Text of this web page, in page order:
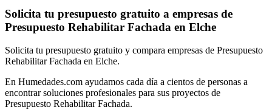
Solicita tu presupuesto gratuito a empresas de
Presupuesto Rehabilitar Fachada en Elche
Solicita tu presupuesto gratuito y compara empresas de Presupuesto
Rehabilitar Fachada en Elche.
En Humedades.com ayudamos cada día a cientos de personas a
encontrar soluciones profesionales para sus proyectos de
Presupuesto Rehabilitar Fachada.